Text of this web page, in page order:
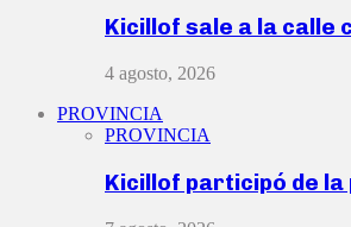
Kicillof sale a la
4 agosto, 2026
PROVINCIA
PROVINCIA
Kicillof participó de